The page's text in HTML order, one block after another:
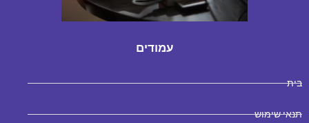
עמודים
בית
תנאי שימוש